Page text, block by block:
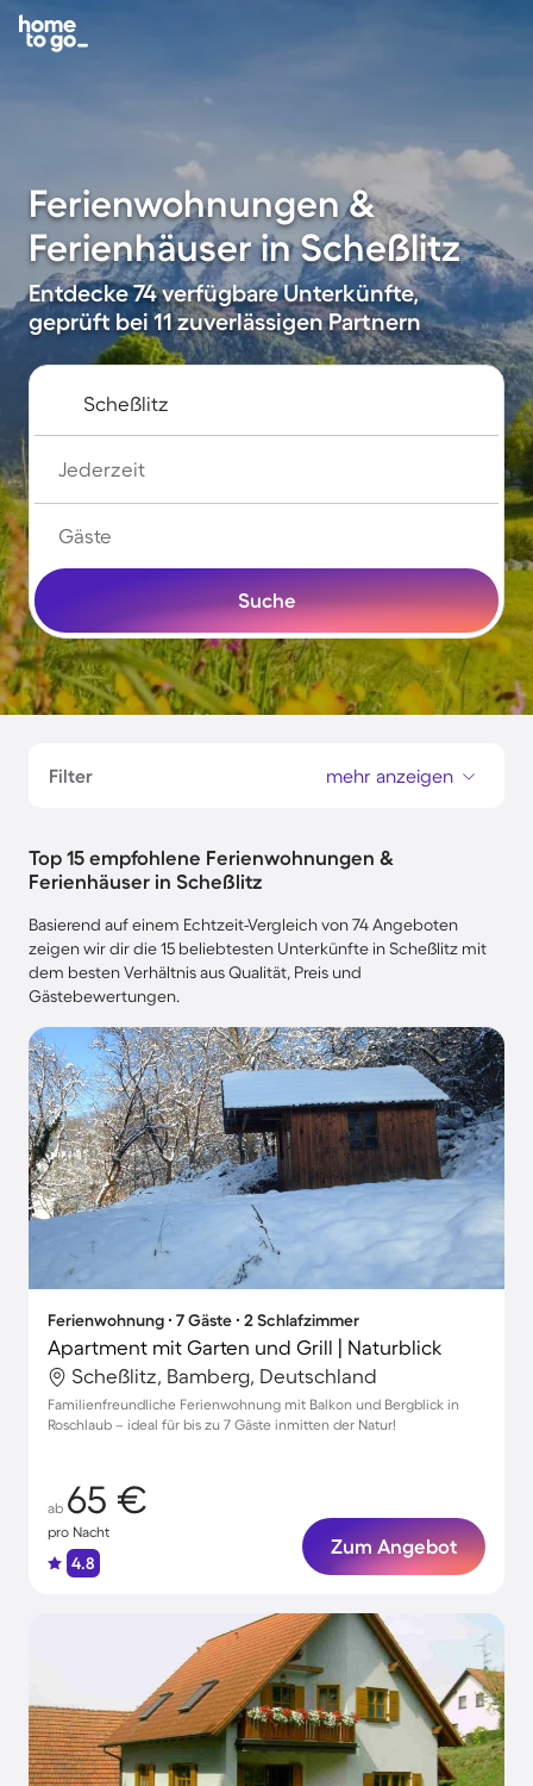
Ferienwohnungen &
Ferienhäuser in Scheßlitz
Entdecke 74 verfügbare Unterkünfte,
geprüft bei 11 zuverlässigen Partnern
Jederzeit
Gäste
Suche
Filter mehr anzeigen
Top 15 empfohlene Ferienwohnungen &
Ferienhäuser in Scheßlitz
Basierend auf einem Echtzeit-Vergleich von 74 Angeboten
zeigen wir dir die 15 beliebtesten Unterkünfte in Scheßlitz mit
dem besten Verhältnis aus Qualität, Preis und
Gästebewertungen.
Ferienwohnung ∙ 7 Gäste ∙ 2 Schlafzimmer
Apartment mit Garten und Grill | Naturblick
Scheßlitz, Bamberg, Deutschland
Familienfreundliche Ferienwohnung mit Balkon und Bergblick in
Roschlaub – ideal für bis zu 7 Gäste inmitten der Natur!
ab 65 €
pro Nacht
4.8
Zum Angebot